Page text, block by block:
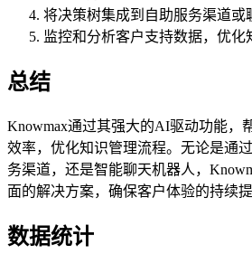
将决策树集成到自助服务渠道或
监控和分析客户支持数据，优化
总结
Knowmax通过其强大的AI驱动功能，
效率，优化知识管理流程。无论是通
务渠道，还是智能聊天机器人，
面的解决方案，确保客户体验的持续提
数据统计